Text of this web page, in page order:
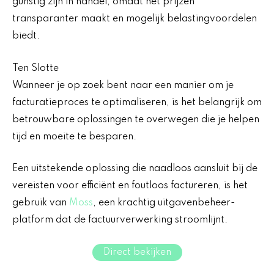
transparanter maakt en mogelijk belastingvoordelen
biedt.
Ten Slotte
Wanneer je op zoek bent naar een manier om je
facturatieproces te optimaliseren, is het belangrijk om
betrouwbare oplossingen te overwegen die je helpen
tijd en moeite te besparen.
Een uitstekende oplossing die naadloos aansluit bij de
vereisten voor efficiënt en foutloos factureren, is het
gebruik van Moss, een krachtig uitgavenbeheer-
platform dat de factuurverwerking stroomlijnt.
Direct bekijken